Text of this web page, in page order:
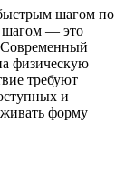
шагом по
шагом — это
Современный
физическую
требуют
и
форму